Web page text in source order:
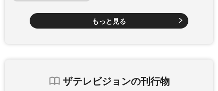
もっと見る
ザテレビジョンの刊行物